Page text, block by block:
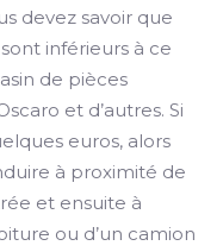
devez savoir que
inférieurs à ce
de pièces
et d’autres. Si
euros, alors
à proximité de
et ensuite à
ou d’un camion